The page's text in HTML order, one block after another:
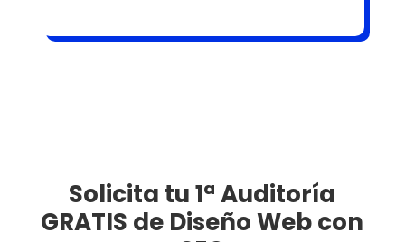
Solicita tu 1ª Auditoría
GRATIS de Diseño Web con